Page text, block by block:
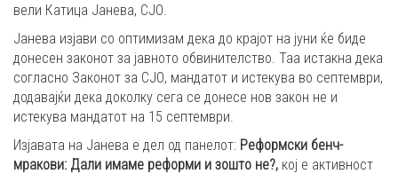
вели Катица Јанева, СЈО.
Јанева изјави со оптимизам дека до крајот на јуни ќе биде
донесен законот за јавното обвинителство. Таа истакна дека
согласно Законот за СЈО, мандатот и истекува во септември,
додавајќи дека доколку сега се донесе нов закон не и
истекува мандатот на 15 септември.
Изјавата на Јанева е дел од панелот: Реформски бенч-
мракови: Дали имаме реформи и зошто не?, кој е активност